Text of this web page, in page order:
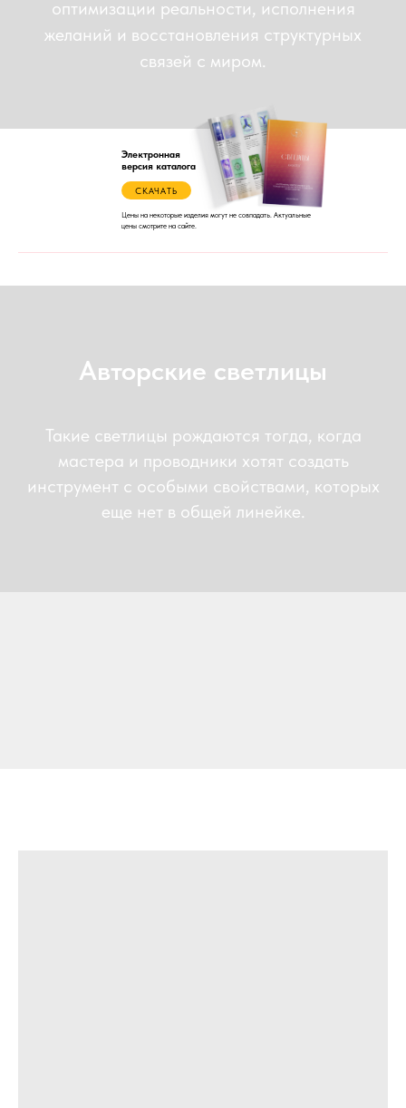
оптимизации реальности, исполнения
желаний и восстановления структурных
связей с миром.
Электронная
версия каталога
СКАЧАТЬ
Цены на некоторые изделия могут не совпадать. Актуальные
цены смотрите на сайте.
Авторские светлицы
Такие светлицы рождаются тогда, когда
мастера и проводники хотят создать
инструмент с особыми свойствами, которых
еще нет в общей линейке.